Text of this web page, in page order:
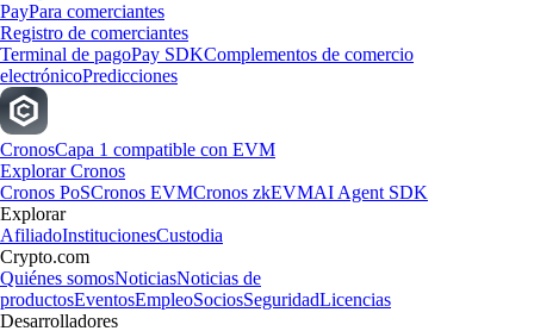
PayPara comerciantes
Registro de comerciantes
Terminal de pagoPay SDKComplementos de comercio
electrónicoPredicciones
CronosCapa 1 compatible con EVM
Explorar Cronos
Cronos PoSCronos EVMCronos zkEVMAI Agent SDK
Explorar
AfiliadoInstitucionesCustodia
Crypto.com
Quiénes somosNoticiasNoticias de
productosEventosEmpleoSociosSeguridadLicencias
Desarrolladores